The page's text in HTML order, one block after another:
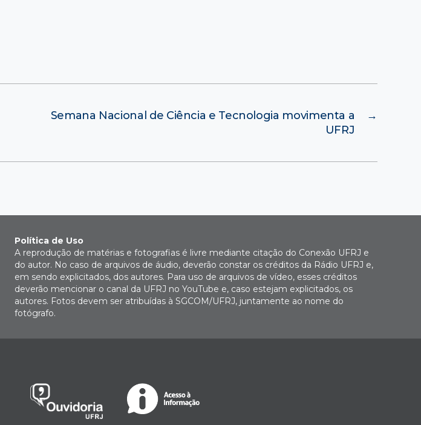
→
Semana Nacional de Ciência e Tecnologia movimenta a
UFRJ
Política de Uso
A reprodução de matérias e fotografias é livre mediante citação do Conexão UFRJ e
do autor. No caso de arquivos de áudio, deverão constar os créditos da Rádio UFRJ e,
em sendo explicitados, dos autores. Para uso de arquivos de vídeo, esses créditos
deverão mencionar o canal da UFRJ no YouTube e, caso estejam explicitados, os
autores. Fotos devem ser atribuídas à SGCOM/UFRJ, juntamente ao nome do
fotógrafo.